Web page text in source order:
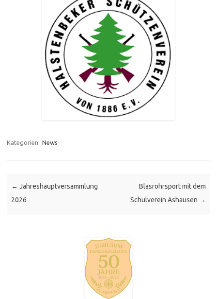
Kategorien: News
Post navigation
← Jahreshauptversammlung
2026
Blasrohrsport mit dem
Schulverein Ashausen →